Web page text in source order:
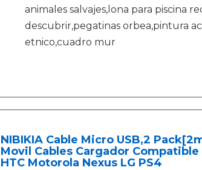
animales salvajes,lona para piscina
descubrir,pegatinas orbea,pintura
etnico,cuadro mur
NIBIKIA Cable Micro USB,2
Movil Cables Cargador
HTC Motorola Nexus LG PS4